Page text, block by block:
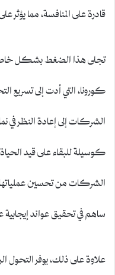
قادرة على المنافسة، مما
تجلى هذا الضغط بشكل خاص
كورونا، التي أدت إلى تسريع
الشركات إلى إعادة النظر في
كوسيلة للبقاء على قيد
الشركات من تحسين
ساهم في تحقيق عوائد إيجابية
علاوة على ذلك، يوفر التحول